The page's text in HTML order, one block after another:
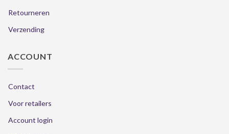
Retourneren
Verzending
ACCOUNT
Contact
Voor retailers
Account login